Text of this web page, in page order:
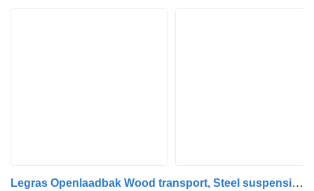
Legras Openlaadbak Wood transport, Steel suspension